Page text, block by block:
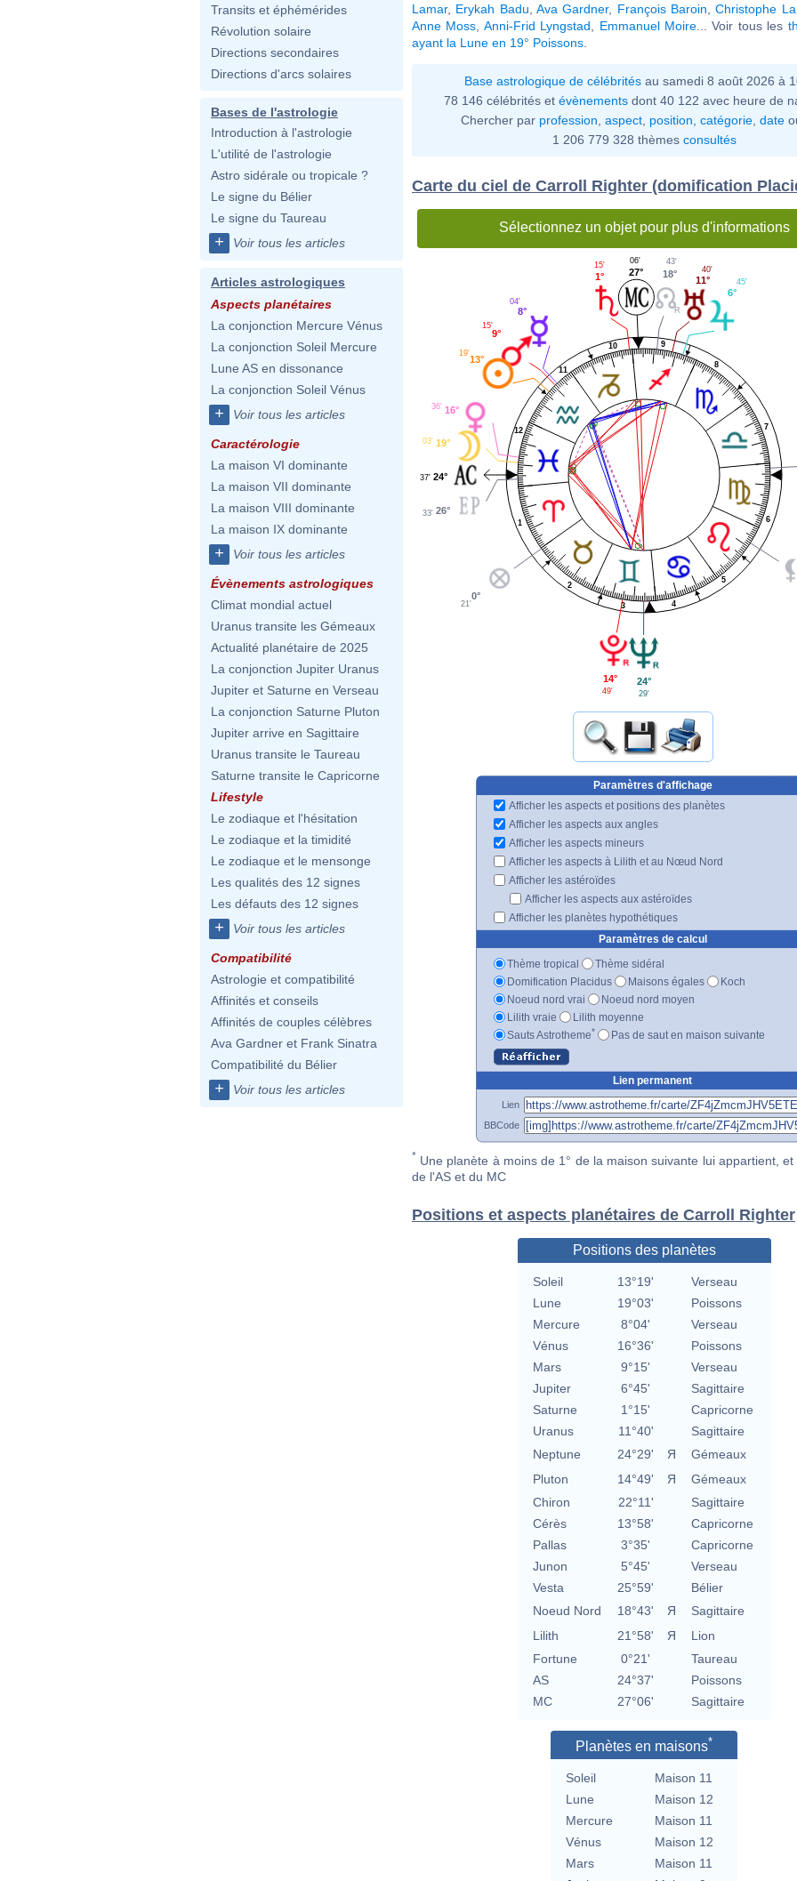
Transits et éphémérides
Révolution solaire
Directions secondaires
Directions d'arcs solaires
Bases de l'astrologie
Introduction à l'astrologie
L'utilité de l'astrologie
Astro sidérale ou tropicale ?
Le signe du Bélier
Le signe du Taureau
+ Voir tous les articles
Articles astrologiques
Aspects planétaires
La conjonction Mercure Vénus
La conjonction Soleil Mercure
Lune AS en dissonance
La conjonction Soleil Vénus
+ Voir tous les articles
Caractérologie
La maison VI dominante
La maison VII dominante
La maison VIII dominante
La maison IX dominante
+ Voir tous les articles
Évènements astrologiques
Climat mondial actuel
Uranus transite les Gémeaux
Actualité planétaire de 2025
La conjonction Jupiter Uranus
Jupiter et Saturne en Verseau
La conjonction Saturne Pluton
Jupiter arrive en Sagittaire
Uranus transite le Taureau
Saturne transite le Capricorne
Lifestyle
Le zodiaque et l'hésitation
Le zodiaque et la timidité
Le zodiaque et le mensonge
Les qualités des 12 signes
Les défauts des 12 signes
+ Voir tous les articles
Compatibilité
Astrologie et compatibilité
Affinités et conseils
Affinités de couples célèbres
Ava Gardner et Frank Sinatra
Compatibilité du Bélier
+ Voir tous les articles
Lamar, Erykah Badu ,Ava Gardner, François Baroin ,Christophe
Anne Moss Anni-Frid Lyngstad Emmanuel Moire ... Voir tous les
ayant la Lune en 19° Poissons
Base astrologique de célébritésau samedi 8 août 2026 à
78 146 célébrités et évènements dont 40 122 avec heure de
Chercher par profession aspect position catégorie date
1 206 779 328 thèmes consultés
Carte du ciel de Carroll Righter (domification
Sélectionnez un objet pour plus d'informations
1
2
3 4
5
6
7
8
9
10
11
12
6°
45'
11°
40'
18°
43'
27°
06'
1°
15'
8°
04'
9°
15'
13°
19'
16°
36'
19°
03'
24°
37'
26°
33'
0°
21'
14°
49'
24°
29'
Paramètres d'affichage
Afficher les aspects et positions des planètes
Afficher les aspects aux angles
Afficher les aspects mineurs
Afficher les aspects à Lilith et au Nœud Nord
Afficher les astéroïdes
Afficher les aspects aux astéroïdes
Afficher les planètes hypothétiques
Paramètres de calcul
Thème tropical
Thème sidéral
Domification Placidus
Maisons égales
Koch
Noeud nord vrai
Noeud nord moyen
Lilith vraie
Lilith moyenne
Sauts Astrotheme* Pas de saut en maison suivante
Lien permanent
Lien
BBCode
* Une planète à moins de 1° de la maison suivante lui appartient, et
de l'AS et du MC
Positions et aspects planétaires de Carroll Righter
Positions des planètes
Soleil 13°19'
Verseau
Lune
19°03'
Poissons
Mercure
8°04'
Verseau
Vénus
16°36'
Poissons
Mars
9°15'
Verseau
Jupiter
6°45'
Sagittaire
Saturne
1°15'
Capricorne
Uranus
11°40'
Sagittaire
Neptune
24°29' Я
Gémeaux
Pluton
14°49' Я
Gémeaux
Chiron
22°11'
Sagittaire
Cérès
13°58'
Capricorne
Pallas
3°35'
Capricorne
Junon
5°45'
Verseau
Vesta
25°59'
Bélier
Noeud Nord
18°43' Я
Sagittaire
Lilith
21°58' Я
Lion
Fortune
0°21'
Taureau
AS
24°37'
Poissons
MC
27°06' Sagittaire
Planètes en maisons*
Soleil
Maison 11
Lune
Maison 12
Mercure
Maison 11
Vénus
Maison 12
Mars
Maison 11